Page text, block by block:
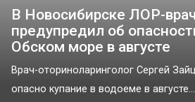
В Новосибирске ЛОР-
предупредил об
Обском море в августе
Врач-оториноларинголог Сергей
опасно купание в водоеме в